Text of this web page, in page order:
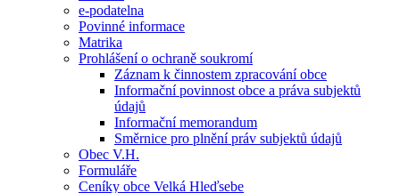
e-podatelna
Povinné informace
Matrika
Prohlášení o ochraně soukromí
Záznam k činnostem zpracování obce
Informační povinnost obce a práva subjektů
údajů
Informační memorandum
Směrnice pro plnění práv subjektů údajů
Obec V.H.
Formuláře
Ceníky obce Velká Hleďsebe